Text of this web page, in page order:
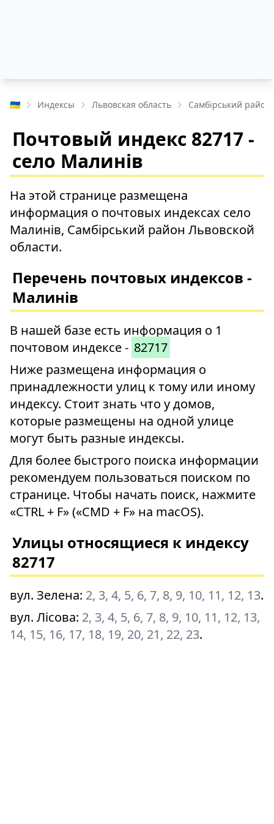
🇺🇦 Индексы Львовская область Самбірський район
Почтовый индекс 82717 -
село Малинів
На этой странице размещена
информация о почтовых индексах село
Малинів, Самбірський район Львовской
области.
Перечень почтовых индексов -
Малинів
В нашей базе есть информация о 1
почтовом индексе - 82717
Ниже размещена информация о
принадлежности улиц к тому или иному
индексу. Стоит знать что у домов,
которые размещены на одной улице
могут быть разные индексы.
Для более быстрого поиска информации
рекомендуем пользоваться поиском по
странице. Чтобы начать поиск, нажмите
«CTRL + F» («CMD + F» на macOS).
Улицы относящиеся к индексу
82717
вул. Зелена: 2, 3, 4, 5, 6, 7, 8, 9, 10, 11, 12, 13.
вул. Лісова: 2, 3, 4, 5, 6, 7, 8, 9, 10, 11, 12, 13,
14, 15, 16, 17, 18, 19, 20, 21, 22, 23.